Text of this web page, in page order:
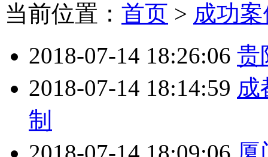
当前位置： 首页 > 成功
2018-07-14 18:26:06 贵
2018-07-14 18:14:59 成
制